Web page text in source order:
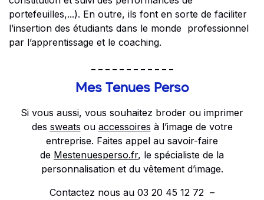
portefeuilles,...). En outre, ils font en sorte de faciliter
l’insertion des étudiants dans le monde professionnel
par l’apprentissage et le coaching.
Mes Tenues Perso
Si vous aussi, vous souhaitez broder ou imprimer
des sweats ou accessoires à l’image de votre
entreprise. Faites appel au savoir-faire
de Mestenuesperso.fr, le spécialiste de la
personnalisation et du vêtement d’image.
Contactez nous au 03 20 45 12 72 –